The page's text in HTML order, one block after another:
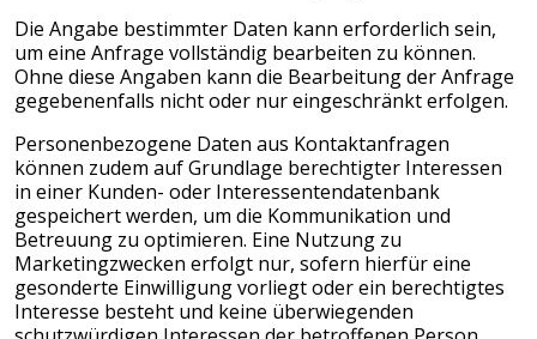
Die Angabe bestimmter Daten kann erforderlich sein,
um eine Anfrage vollständig bearbeiten zu können.
Ohne diese Angaben kann die Bearbeitung der Anfrage
gegebenenfalls nicht oder nur eingeschränkt erfolgen.
Personenbezogene Daten aus Kontaktanfragen
können zudem auf Grundlage berechtigter Interessen
in einer Kunden- oder Interessentendatenbank
gespeichert werden, um die Kommunikation und
Betreuung zu optimieren. Eine Nutzung zu
Marketingzwecken erfolgt nur, sofern hierfür eine
gesonderte Einwilligung vorliegt oder ein berechtigtes
Interesse besteht und keine überwiegenden